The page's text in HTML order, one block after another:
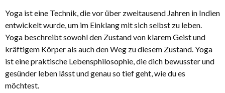
Yoga ist eine Technik, die vor über zweitausend Jahren in Indien
entwickelt wurde, um im Einklang mit sich selbst zu leben.
Yoga beschreibt sowohl den Zustand von klarem Geist und
kräftigem Körper als auch den Weg zu diesem Zustand. Yoga
ist eine praktische Lebensphilosophie, die dich bewusster und
gesünder leben lässt und genau so tief geht, wie du es
möchtest.